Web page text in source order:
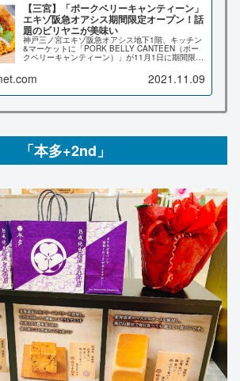
【三宮】「ポークベリーキャンティーン」
エキゾ阪急オアシス期間限定オープン！話
題のビリヤニが美味い
神戸三ノ宮エキゾ阪急オアシス地下1階、キッチン
&マーケットに「PORK BELLY CANTEEN（ポー
クベリーキャンティーン）」が11月1日に期間限定
が食べれちゃいます♪「ミスターシュリンプ」が営
業されてた所ですよ。メニューやビリヤニを食べ
2021.11.09
「本多+2nd」